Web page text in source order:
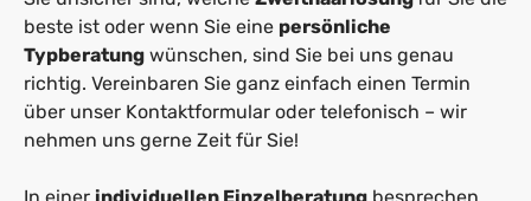
beste ist oder wenn Sie eine persönliche
Typberatung wünschen, sind Sie bei uns genau
richtig. Vereinbaren Sie ganz einfach einen Termin
über unser Kontaktformular oder telefonisch – wir
nehmen uns gerne Zeit für Sie!
In einer individuellen Einzelberatung besprechen